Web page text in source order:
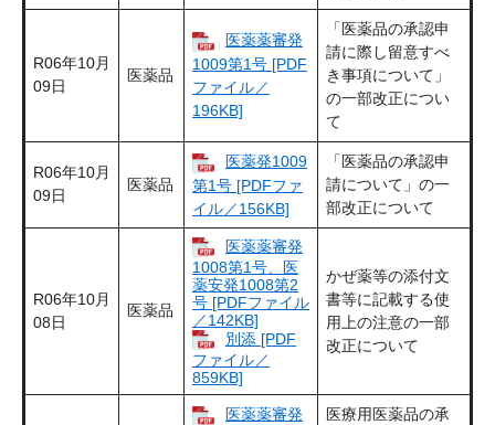
R06年10月
09日
医薬品
医薬薬審発
1009第1号 [PDF
ファイル／
196KB]
「医薬品の承認申
請に際し留意すべ
き事項について」
の一部改正につい
て
R06年10月
09日
医薬品
医薬発1009
第1号 [PDFファ
イル／156KB]
「医薬品の承認申
請について」の一
部改正について
R06年10月
08日
医薬品
医薬薬審発
1008第1号、医
薬安発1008第2
号 [PDFファイル
／142KB]
別添 [PDF
ファイル／
859KB]
かぜ薬等の添付文
書等に記載する使
用上の注意の一部
改正について
医薬薬審発
医療用医薬品の承